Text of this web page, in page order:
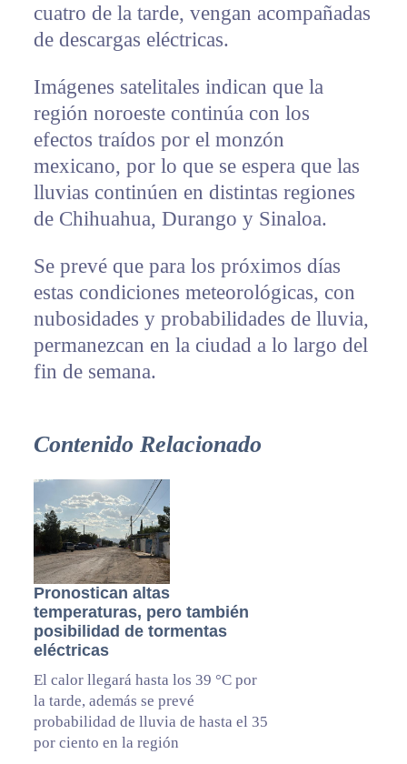
cuatro de la tarde, vengan acompañadas
de descargas eléctricas.
Imágenes satelitales indican que la
región noroeste continúa con los
efectos traídos por el monzón
mexicano, por lo que se espera que las
lluvias continúen en distintas regiones
de Chihuahua, Durango y Sinaloa.
Se prevé que para los próximos días
estas condiciones meteorológicas, con
nubosidades y probabilidades de lluvia,
permanezcan en la ciudad a lo largo del
fin de semana.
Contenido Relacionado
Pronostican altas
temperaturas, pero también
posibilidad de tormentas
eléctricas
El calor llegará hasta los 39 °C por
la tarde, además se prevé
probabilidad de lluvia de hasta el 35
por ciento en la región